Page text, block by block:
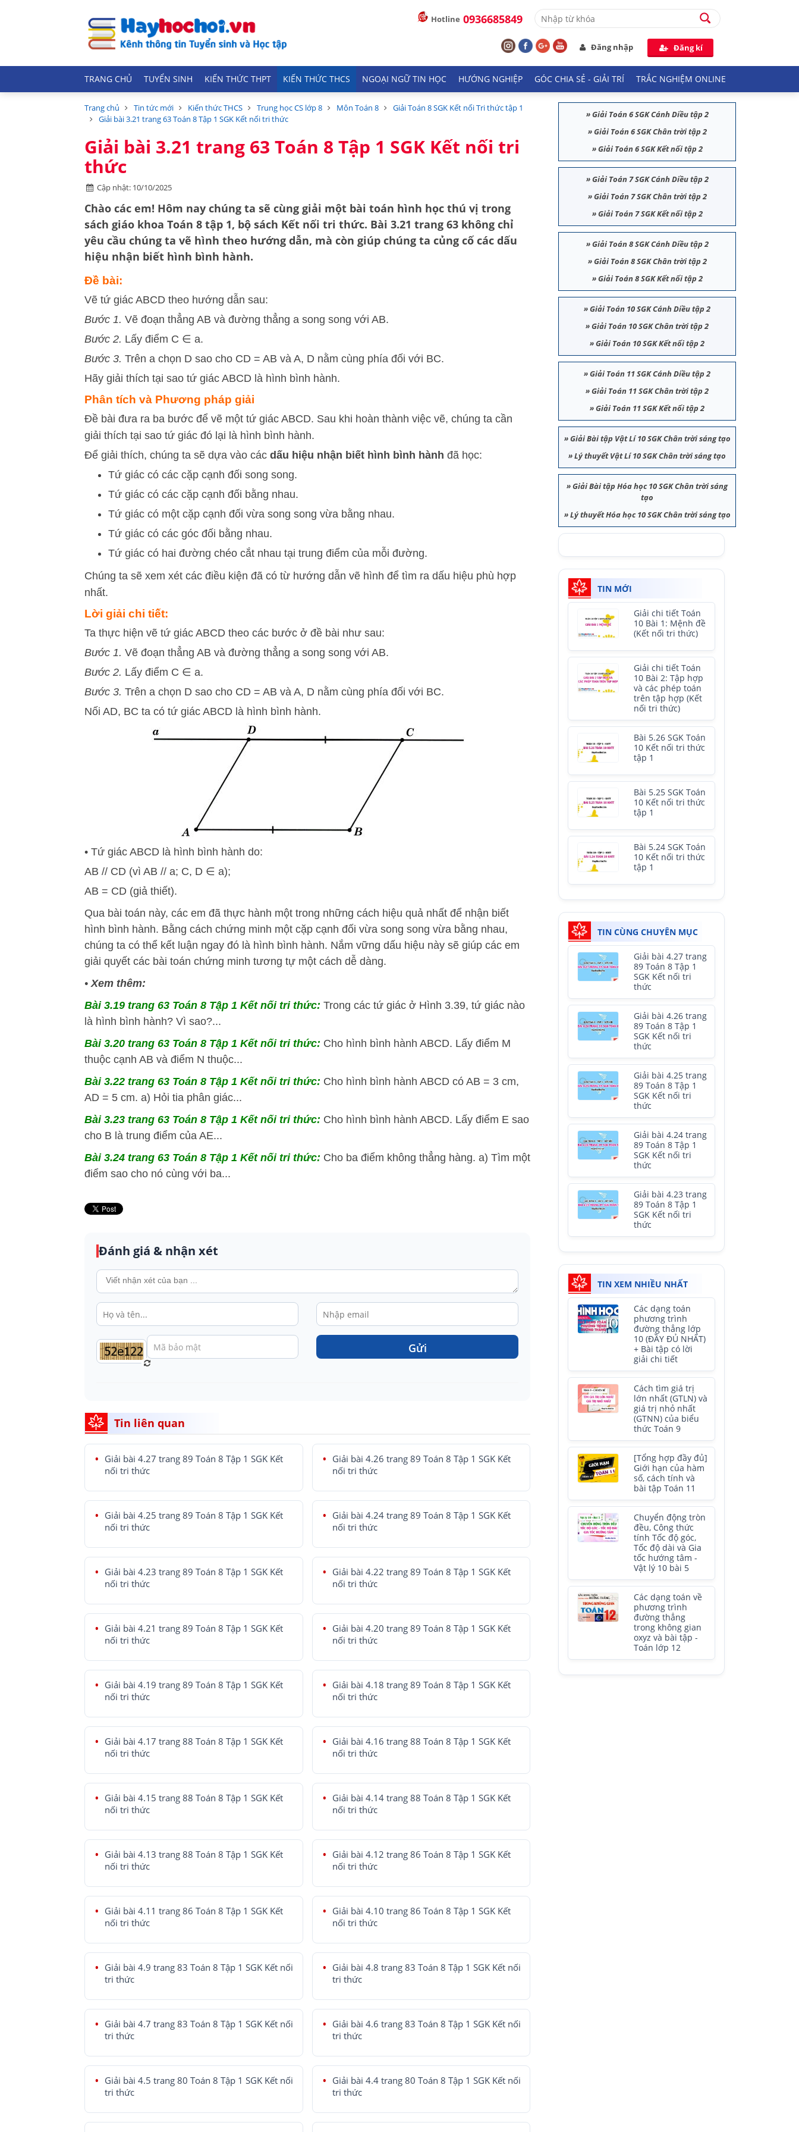
Hotline 0936685849
Đăng nhập Đăng kí
TRANG CHỦ TUYỂN SINH KIẾN THỨC THPT KIẾN THỨC THCS NGOẠI NGỮ TIN HỌC HƯỚNG NGHIỆP GÓC CHIA SẺ - GIẢI TRÍ TRẮC NGHIỆM ONLINE
Trang chủ Tin tức mới Kiến thức THCS Trung học CS lớp 8 Môn Toán 8
Giải Toán 8 SGK Kết nối Tri thức tập 1
Giải bài 3.21 trang 63 Toán 8 Tập 1 SGK Kết nối tri thức
Giải bài 3.21 trang 63 Toán 8 Tập 1 SGK Kết nối tri
thức
Cập nhật: 10/10/2025
Chào các em! Hôm nay chúng ta sẽ cùng giải một bài toán hình học thú vị trong
sách giáo khoa Toán 8 tập 1, bộ sách Kết nối tri thức. Bài 3.21 trang 63 không chỉ
yêu cầu chúng ta vẽ hình theo hướng dẫn, mà còn giúp chúng ta củng cố các dấu
hiệu nhận biết hình bình hành.
Đề bài:
Vẽ tứ giác ABCD theo hướng dẫn sau:
Bước 1. Vẽ đoạn thẳng AB và đường thẳng a song song với AB.
Bước 2. Lấy điểm C ∈ a.
Bước 3. Trên a chọn D sao cho CD = AB và A, D nằm cùng phía đối với BC.
Hãy giải thích tại sao tứ giác ABCD là hình bình hành.
Phân tích và Phương pháp giải
Đề bài đưa ra ba bước để vẽ một tứ giác ABCD. Sau khi hoàn thành việc vẽ, chúng ta cần
giải thích tại sao tứ giác đó lại là hình bình hành.
Để giải thích, chúng ta sẽ dựa vào các dấu hiệu nhận biết hình bình hành đã học:
Tứ giác có các cặp cạnh đối song song.
Tứ giác có các cặp cạnh đối bằng nhau.
Tứ giác có một cặp cạnh đối vừa song song vừa bằng nhau.
Tứ giác có các góc đối bằng nhau.
Tứ giác có hai đường chéo cắt nhau tại trung điểm của mỗi đường.
Chúng ta sẽ xem xét các điều kiện đã có từ hướng dẫn vẽ hình để tìm ra dấu hiệu phù hợp
nhất.
Lời giải chi tiết:
Ta thực hiện vẽ tứ giác ABCD theo các bước ở đề bài như sau:
Bước 1. Vẽ đoạn thẳng AB và đường thẳng a song song với AB.
Bước 2. Lấy điểm C ∈ a.
Bước 3. Trên a chọn D sao cho CD = AB và A, D nằm cùng phía đối với BC.
Nối AD, BC ta có tứ giác ABCD là hình bình hành.
• Tứ giác ABCD là hình bình hành do:
AB // CD (vì AB // a; C, D ∈ a);
AB = CD (giả thiết).
Qua bài toán này, các em đã thực hành một trong những cách hiệu quả nhất để nhận biết
hình bình hành. Bằng cách chứng minh một cặp cạnh đối vừa song song vừa bằng nhau,
chúng ta có thể kết luận ngay đó là hình bình hành. Nắm vững dấu hiệu này sẽ giúp các em
giải quyết các bài toán chứng minh tương tự một cách dễ dàng.
•Xem thêm:
Bài 3.19 trang 63 Toán 8 Tập 1 Kết nối tri thức: Trong các tứ giác ở Hình 3.39, tứ giác nào
là hình bình hành? Vì sao?...
Bài 3.20 trang 63 Toán 8 Tập 1 Kết nối tri thức: Cho hình bình hành ABCD. Lấy điểm M
thuộc cạnh AB và điểm N thuộc...
Bài 3.22 trang 63 Toán 8 Tập 1 Kết nối tri thức: Cho hình bình hành ABCD có AB = 3 cm,
AD = 5 cm. a) Hỏi tia phân giác...
Bài 3.23 trang 63 Toán 8 Tập 1 Kết nối tri thức: Cho hình bình hành ABCD. Lấy điểm E sao
cho B là trung điểm của AE...
Bài 3.24 trang 63 Toán 8 Tập 1 Kết nối tri thức: Cho ba điểm không thẳng hàng. a) Tìm một
điểm sao cho nó cùng với ba...
Đánh giá & nhận xét
Gửi
Tin liên quan
Giải bài 4.27 trang 89 Toán 8 Tập 1 SGK Kết
nối tri thức
Giải bài 4.26 trang 89 Toán 8 Tập 1 SGK Kết
nối tri thức
Giải bài 4.25 trang 89 Toán 8 Tập 1 SGK Kết
nối tri thức
Giải bài 4.24 trang 89 Toán 8 Tập 1 SGK Kết
nối tri thức
Giải bài 4.23 trang 89 Toán 8 Tập 1 SGK Kết
nối tri thức
Giải bài 4.22 trang 89 Toán 8 Tập 1 SGK Kết
nối tri thức
Giải bài 4.21 trang 89 Toán 8 Tập 1 SGK Kết
nối tri thức
Giải bài 4.20 trang 89 Toán 8 Tập 1 SGK Kết
nối tri thức
Giải bài 4.19 trang 89 Toán 8 Tập 1 SGK Kết
nối tri thức
Giải bài 4.18 trang 89 Toán 8 Tập 1 SGK Kết
nối tri thức
Giải bài 4.17 trang 88 Toán 8 Tập 1 SGK Kết
nối tri thức
Giải bài 4.16 trang 88 Toán 8 Tập 1 SGK Kết
nối tri thức
Giải bài 4.15 trang 88 Toán 8 Tập 1 SGK Kết
nối tri thức
Giải bài 4.14 trang 88 Toán 8 Tập 1 SGK Kết
nối tri thức
Giải bài 4.13 trang 88 Toán 8 Tập 1 SGK Kết
nối tri thức
Giải bài 4.12 trang 86 Toán 8 Tập 1 SGK Kết
nối tri thức
Giải bài 4.11 trang 86 Toán 8 Tập 1 SGK Kết
nối tri thức
Giải bài 4.10 trang 86 Toán 8 Tập 1 SGK Kết
nối tri thức
Giải bài 4.9 trang 83 Toán 8 Tập 1 SGK Kết nối
tri thức
Giải bài 4.8 trang 83 Toán 8 Tập 1 SGK Kết nối
tri thức
Giải bài 4.7 trang 83 Toán 8 Tập 1 SGK Kết nối
tri thức
Giải bài 4.6 trang 83 Toán 8 Tập 1 SGK Kết nối
tri thức
Giải bài 4.5 trang 80 Toán 8 Tập 1 SGK Kết nối
tri thức
Giải bài 4.4 trang 80 Toán 8 Tập 1 SGK Kết nối
tri thức
»Giải Toán 6 SGK Cánh Diều tập 2
»Giải Toán 6 SGK Chân trời tập 2
»Giải Toán 6 SGK Kết nối tập 2
»Giải Toán 7 SGK Cánh Diều tập 2
»Giải Toán 7 SGK Chân trời tập 2
»Giải Toán 7 SGK Kết nối tập 2
»Giải Toán 8 SGK Cánh Diều tập 2
»Giải Toán 8 SGK Chân trời tập 2
»Giải Toán 8 SGK Kết nối tập 2
»Giải Toán 10 SGK Cánh Diều tập 2
»Giải Toán 10 SGK Chân trời tập 2
»Giải Toán 10 SGK Kết nối tập 2
»Giải Toán 11 SGK Cánh Diều tập 2
»Giải Toán 11 SGK Chân trời tập 2
»Giải Toán 11 SGK Kết nối tập 2
»Giải Bài tập Vật Lí 10 SGK Chân trời sáng tạo
»Lý thuyết Vật Lí 10 SGK Chân trời sáng tạo
»Giải Bài tập Hóa học 10 SGK Chân trời sáng
tạo
»Lý thuyết Hóa học 10 SGK Chân trời sáng tạo
TIN MỚI
Giải chi tiết Toán
10 Bài 1: Mệnh đề
(Kết nối tri thức)
Giải chi tiết Toán
10 Bài 2: Tập hợp
và các phép toán
trên tập hợp (Kết
nối tri thức)
Bài 5.26 SGK Toán
10 Kết nối tri thức
tập 1
Bài 5.25 SGK Toán
10 Kết nối tri thức
tập 1
Bài 5.24 SGK Toán
10 Kết nối tri thức
tập 1
TIN CÙNG CHUYÊN MỤC
Giải bài 4.27 trang
89 Toán 8 Tập 1
SGK Kết nối tri
thức
Giải bài 4.26 trang
89 Toán 8 Tập 1
SGK Kết nối tri
thức
Giải bài 4.25 trang
89 Toán 8 Tập 1
SGK Kết nối tri
thức
Giải bài 4.24 trang
89 Toán 8 Tập 1
SGK Kết nối tri
thức
Giải bài 4.23 trang
89 Toán 8 Tập 1
SGK Kết nối tri
thức
TIN XEM NHIỀU NHẤT
Các dạng toán
phương trình
đường thẳng lớp
10 (ĐẦY ĐỦ NHẤT)
+ Bài tập có lời
giải chi tiết
Cách tìm giá trị
lớn nhất (GTLN) và
giá trị nhỏ nhất
(GTNN) của biểu
thức Toán 9
[Tổng hợp đầy đủ]
Giới hạn của hàm
số, cách tính và
bài tập Toán 11
Chuyển động tròn
đều, Công thức
tính Tốc độ góc,
Tốc độ dài và Gia
tốc hướng tâm -
Vật lý 10 bài 5
Các dạng toán về
phương trình
đường thẳng
trong không gian
oxyz và bài tập -
Toán lớp 12